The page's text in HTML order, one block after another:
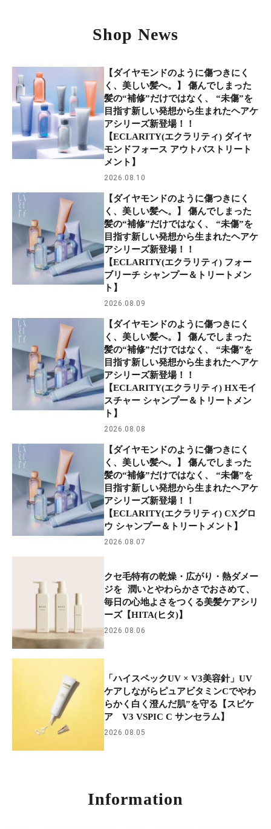
Shop News
【ダイヤモンドのように傷つきにく
く、美しい髪へ。】 傷んでしまった
髪の“補修”だけではなく、 “未傷”を
目指す新しい発想から生まれたヘアケ
アシリーズ新登場！！
【ECLARITY(エクラリティ) ダイヤ
モンドフォース アウトバストリート
メント】
2026.08.10
【ダイヤモンドのように傷つきにく
く、美しい髪へ。】 傷んでしまった
髪の“補修”だけではなく、 “未傷”を
目指す新しい発想から生まれたヘアケ
アシリーズ新登場！！
【ECLARITY(エクラリティ) フォー
ブリーチ シャンプー＆トリートメン
ト】
2026.08.09
【ダイヤモンドのように傷つきにく
く、美しい髪へ。】 傷んでしまった
髪の“補修”だけではなく、 “未傷”を
目指す新しい発想から生まれたヘアケ
アシリーズ新登場！！
【ECLARITY(エクラリティ) HXモイ
スチャー シャンプー＆トリートメン
ト】
2026.08.08
【ダイヤモンドのように傷つきにく
く、美しい髪へ。】 傷んでしまった
髪の“補修”だけではなく、 “未傷”を
目指す新しい発想から生まれたヘアケ
アシリーズ新登場！！
【ECLARITY(エクラリティ) CXグロ
ウ シャンプー＆トリートメント】
2026.08.07
クセ毛特有の乾燥・広がり・熱ダメー
ジを 潤いとやわらかさでおさめて、
毎日の心地よさをつくる美髪ケアシリ
ーズ【HITA(ヒタ)】
2026.08.06
「ハイスペックUV × V3美容針」UV
ケアしながらピュアビタミンCでやわ
らかく白く澄んだ肌”を守る【スピケ
ア V3 VSPIC C サンセラム】
2026.08.05
Information